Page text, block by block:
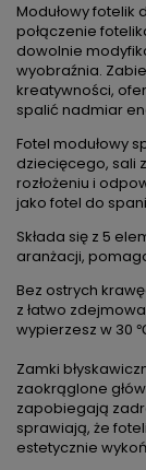
Modułowy fotelik
połączenie
dowolnie
wyobraźnia.
kreatywności,
spalić nadmiar
Fotel modułowy
dziecięcego, sali
rozłożeniu i
jako fotel do
Składa się z 5
aranżacji,
Bez ostrych
z łatwo
wypierzesz w 30
Zamki
zaokrąglone
zapobiegają
sprawiają, że
estetycznie